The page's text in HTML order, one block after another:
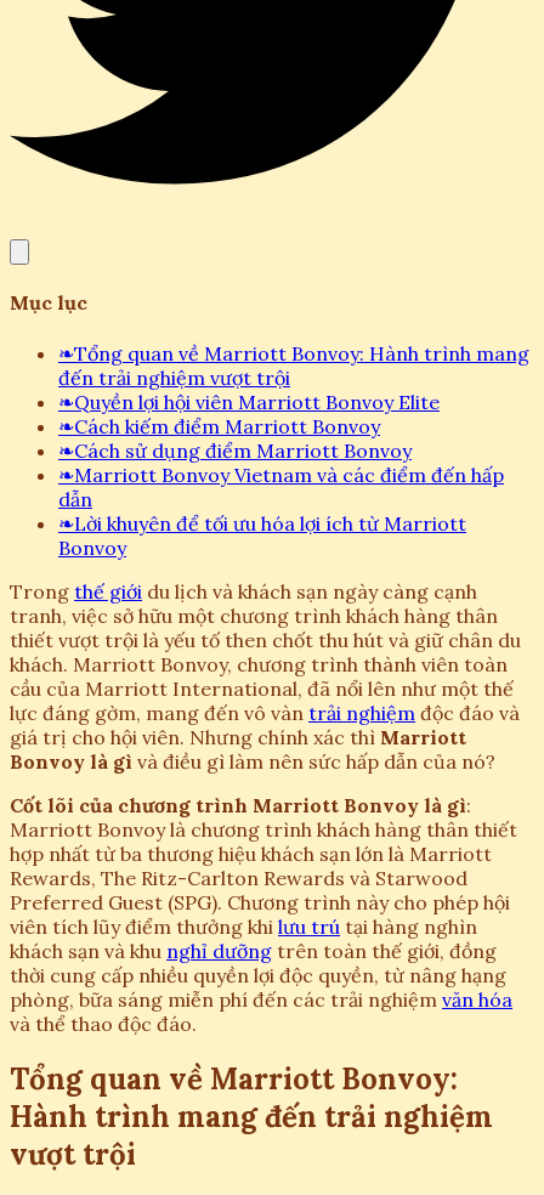
Mục lục
❧Tổng quan về Marriott Bonvoy: Hành trình mang
đến trải nghiệm vượt trội
❧Quyền lợi hội viên Marriott Bonvoy Elite
❧Cách kiếm điểm Marriott Bonvoy
❧Cách sử dụng điểm Marriott Bonvoy
❧Marriott Bonvoy Vietnam và các điểm đến hấp
dẫn
❧Lời khuyên để tối ưu hóa lợi ích từ Marriott
Bonvoy
Trong thế giới du lịch và khách sạn ngày càng cạnh
tranh, việc sở hữu một chương trình khách hàng thân
thiết vượt trội là yếu tố then chốt thu hút và giữ chân du
khách. Marriott Bonvoy, chương trình thành viên toàn
cầu của Marriott International, đã nổi lên như một thế
lực đáng gờm, mang đến vô vàn trải nghiệm độc đáo và
giá trị cho hội viên. Nhưng chính xác thì Marriott
Bonvoy là gì và điều gì làm nên sức hấp dẫn của nó?
Cốt lõi của chương trình Marriott Bonvoy là gì:
Marriott Bonvoy là chương trình khách hàng thân thiết
hợp nhất từ ba thương hiệu khách sạn lớn là Marriott
Rewards, The Ritz-Carlton Rewards và Starwood
Preferred Guest (SPG). Chương trình này cho phép hội
viên tích lũy điểm thưởng khi lưu trú tại hàng nghìn
khách sạn và khu nghỉ dưỡng trên toàn thế giới, đồng
thời cung cấp nhiều quyền lợi độc quyền, từ nâng hạng
phòng, bữa sáng miễn phí đến các trải nghiệm văn hóa
và thể thao độc đáo.
Tổng quan về Marriott Bonvoy:
Hành trình mang đến trải nghiệm
vượt trội